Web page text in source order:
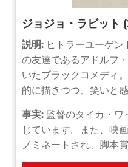
ジョジョ・ラビット
説明: ヒトラーユーゲ
の友達であるアドルフ
いたブラックコメディ
的に描きつつ、笑いと
事実: 監督のタイカ・ワ
じています。また、映
ノミネートされ、脚本